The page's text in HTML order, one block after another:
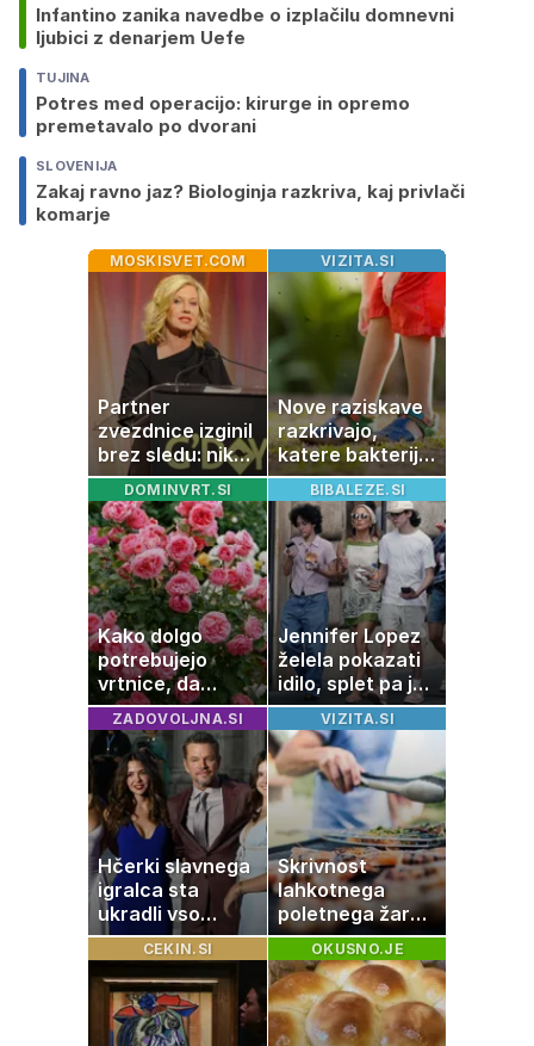
Infantino zanika navedbe o izplačilu domnevni
ljubici z denarjem Uefe
TUJINA
Potres med operacijo: kirurge in opremo
premetavalo po dvorani
SLOVENIJA
Zakaj ravno jaz? Biologinja razkriva, kaj privlači
komarje
MOSKISVET.COM
Partner
zvezdnice izginil
brez sledu: nikoli
ga niso našli,
nato je prišla še
ena tragedija
VIZITA.SI
Nove raziskave
razkrivajo,
katere bakterije
na koži privlačijo
komarje
DOMINVRT.SI
Kako dolgo
potrebujejo
vrtnice, da
zrastejo? Vse o
rasti, cvetenju in
negi vrtnic
BIBALEZE.SI
Jennifer Lopez
želela pokazati
idilo, splet pa je
razburila ena
stvar
ZADOVOLJNA.SI
Hčerki slavnega
igralca sta
ukradli vso
pozornost
VIZITA.SI
Skrivnost
lahkotnega
poletnega žara,
po katerem ne
boste
potrebovali
popoldanskega
spanca
CEKIN.SI OKUSNO.JE